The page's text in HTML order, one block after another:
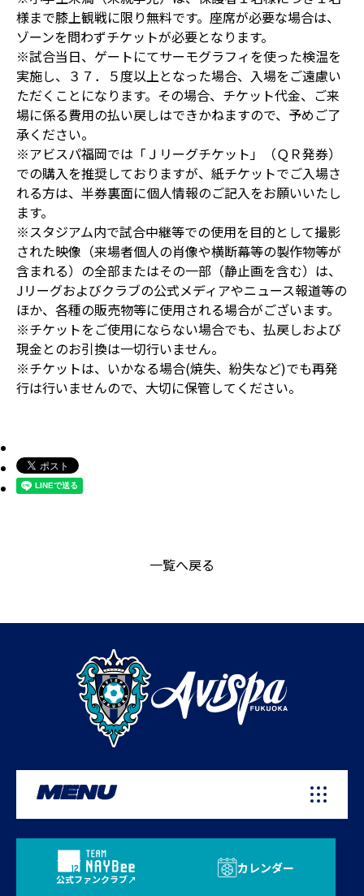
様まで膝上観戦に限り無料です。座席が必要な場合は、
ゾーンを問わずチケットが必要となります。
※試合当日、ゲートにてサーモグラフィを使った検温を
実施し、３７．５度以上となった場合、入場をご遠慮い
ただくことになります。その場合、チケット代金、ご来
場に係る費用の払い戻しはできかねますので、予めご了
承ください。
※アビスパ福岡では「Ｊリーグチケット」（ＱＲ発券）
での購入を推奨しておりますが、紙チケットでご入場さ
れる方は、半券裏面に個人情報のご記入をお願いいたし
ます。
※スタジアム内で試合中継等での使用を目的として撮影
された映像（来場者個人の肖像や横断幕等の製作物等が
含まれる）の全部またはその一部（静止画を含む）は、
Jリーグおよびクラブの公式メディアやニュース報道等の
ほか、各種の販売物等に使用される場合がございます。
※チケットをご使用にならない場合でも、払戻しおよび
現金とのお引換は一切行いません。
※チケットは、いかなる場合(焼失、紛失など)でも再発
行は行いませんので、大切に保管してください。
一覧へ戻る
MENU
公式ファンクラブ
カレンダー